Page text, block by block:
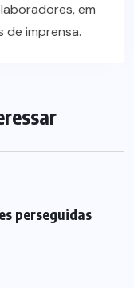
em
de imprensa.
perseguidas